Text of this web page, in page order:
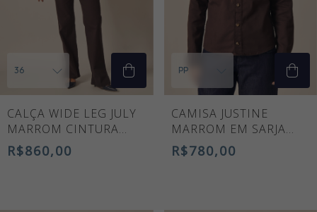
CALÇA WIDE LEG JULY
MARROM CINTURA
ALTA
R$860,00
CAMISA JUSTINE
MARROM EM SARJA
PREMIUM
R$780,00